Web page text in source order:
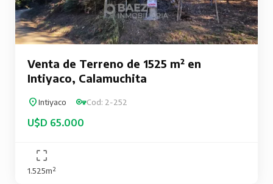
Venta de Terreno de 1525 m² en
Intiyaco, Calamuchita
Intiyaco Cod: 2-252
U$D 65.000
1.525m²